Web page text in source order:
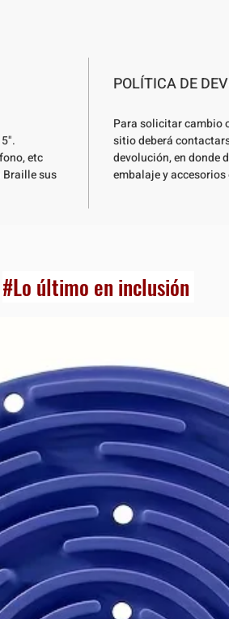
etc
sus
POLÍTICA DE
Para solicitar cambio
sitio deberá
devolución, en donde
embalaje y
#Lo último en inclusión